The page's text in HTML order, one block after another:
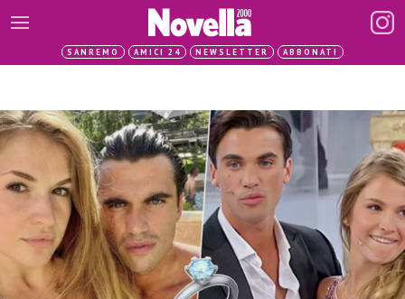
SANREMO AMICI 24 NEWSLETTER ABBONATI